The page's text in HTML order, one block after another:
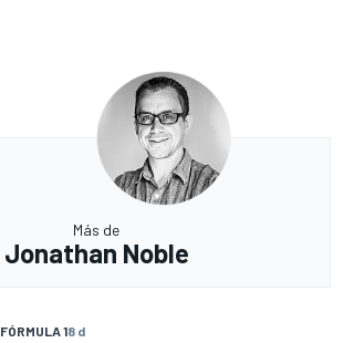
Más de
Jonathan Noble
FÓRMULA 18 d